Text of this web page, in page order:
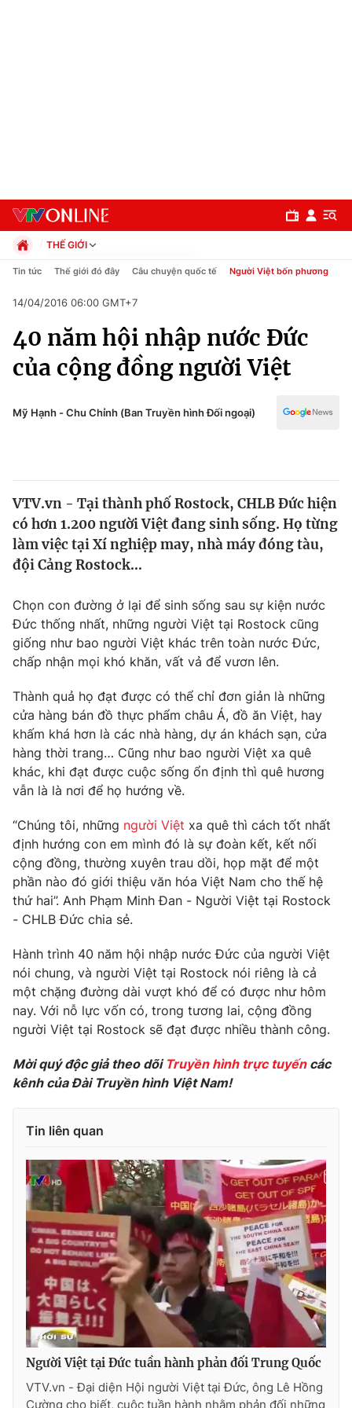
Chuyên mục
Chính trị
Thế giới
Tin tức
Thế giới đó đây
Câu chuyện quốc tế
Tài chính
Thị trường
Dữ liệu và đời sống
Phim VTV
Hậu trường
Nhân vật
Giải sao mai
Giải trí
Điện ảnh
Âm nhạc
Sao
Đời sống
Du lịch
Làm đẹp
Chất lượng cuộc sống
Tuyển sinh
Học trực tuyến
Công nghệ
Hitech Công nghệ tương lai
Sản phẩm
Thị trường
Tư vấn
Giao lưu trực tuyến
Lịch phát sóng
Chuyên mục khác
Emagazine Podcast
Photo Infographic
Video
VTV Money VTV Thể thao
VTV Sức khoẻ Bất động sản
Thị trường 24h Tấm lòng Việt
VTV4 Vươn mình bằng AI
VTV9 VTV8
Liên hệ tòa soạn English
THẾ GIỚI
Chính trị
Pháp luật
Kinh tế
Thể thao
Truyền hình
Y tế
Tin tức Thế giới đó đây Câu chuyện quốc tế Người Việt bốn phương
14/04/2016 06:00 GMT+7
40 năm hội nhập nước Đức
của cộng đồng người Việt
Mỹ Hạnh - Chu Chỉnh (Ban Truyền hình Đối ngoại)
VTV.vn - Tại thành phố Rostock, CHLB Đức hiện
có hơn 1.200 người Việt đang sinh sống. Họ từng
làm việc tại Xí nghiệp may, nhà máy đóng tàu,
đội Cảng Rostock…
Chọn con đường ở lại để sinh sống sau sự kiện nước
Đức thống nhất, những người Việt tại Rostock cũng
giống như bao người Việt khác trên toàn nước Đức,
chấp nhận mọi khó khăn, vất vả để vươn lên.
Thành quả họ đạt được có thể chỉ đơn giản là những
cửa hàng bán đồ thực phẩm châu Á, đồ ăn Việt, hay
khấm khá hơn là các nhà hàng, dự án khách sạn, cửa
hàng thời trang… Cũng như bao người Việt xa quê
khác, khi đạt được cuộc sống ổn định thì quê hương
vẫn là là nơi để họ hướng về.
“Chúng tôi, những người Việt xa quê thì cách tốt nhất
định hướng con em mình đó là sự đoàn kết, kết nối
cộng đồng, thường xuyên trau dồi, họp mặt để một
phần nào đó giới thiệu văn hóa Việt Nam cho thế hệ
thứ hai”. Anh Phạm Minh Đan - Người Việt tại Rostock
- CHLB Đức chia sẻ.
Hành trình 40 năm hội nhập nước Đức của người Việt
nói chung, và người Việt tại Rostock nói riêng là cả
một chặng đường dài vượt khó để có được như hôm
nay. Với nỗ lực vốn có, trong tương lai, cộng đồng
người Việt tại Rostock sẽ đạt được nhiều thành công.
Mời quý độc giả theo dõi Truyền hình trực tuyếncác
kênh của Đài Truyền hình Việt Nam!
Tin liên quan
Người Việt tại Đức tuần hành phản đối Trung Quốc
VTV.vn - Đại diện Hội người Việt tại Đức, ông Lê Hồng
Cường cho biết, cuộc tuần hành nhằm phản đối những